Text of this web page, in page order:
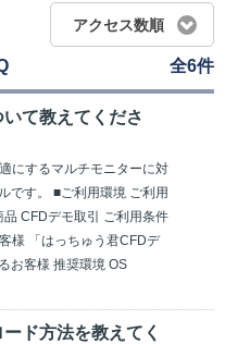
アクセス数順
全6件
て教えてくださ
にするマルチモニターに対
です。 ■ご利用環境 ご利用
CFDデモ取引 ご利用条件
様 「はっちゅう君CFDデ
お客様 推奨環境 OS
ド方法を教えてく